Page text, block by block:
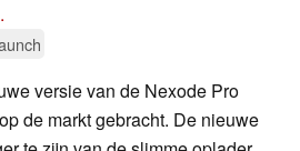
versie van de Nexode Pro
de markt gebracht. De nieuwe